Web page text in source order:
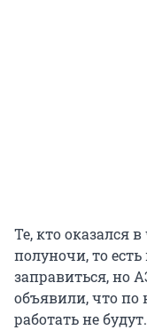
Те, кто оказался
полуночи, то
заправиться, но
объявили, что
работать не